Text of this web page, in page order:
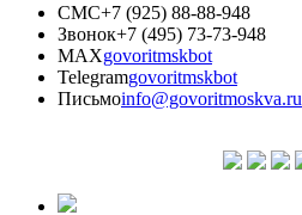
СМС+7 (925) 88-88-948
Звонок+7 (495) 73-73-948
MAXgovoritmskbot
Telegramgovoritmskbot
Письмоinfo@govoritmoskva.ru